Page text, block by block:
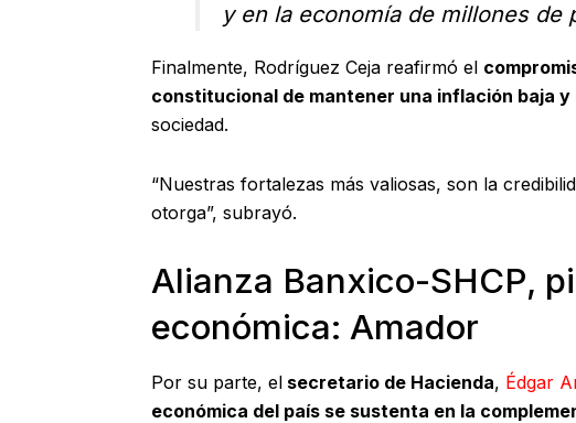
y en la economía de millones de
Finalmente, Rodríguez Ceja reafirmó el
constitucional de mantener una inflación baja y
sociedad.
“Nuestras fortalezas más valiosas, son la
otorga”, subrayó.
Alianza Banxico-SHCP,
económica: Amador
Por su parte, el secretario de Hacienda, Édgar
económica del país se sustenta en la